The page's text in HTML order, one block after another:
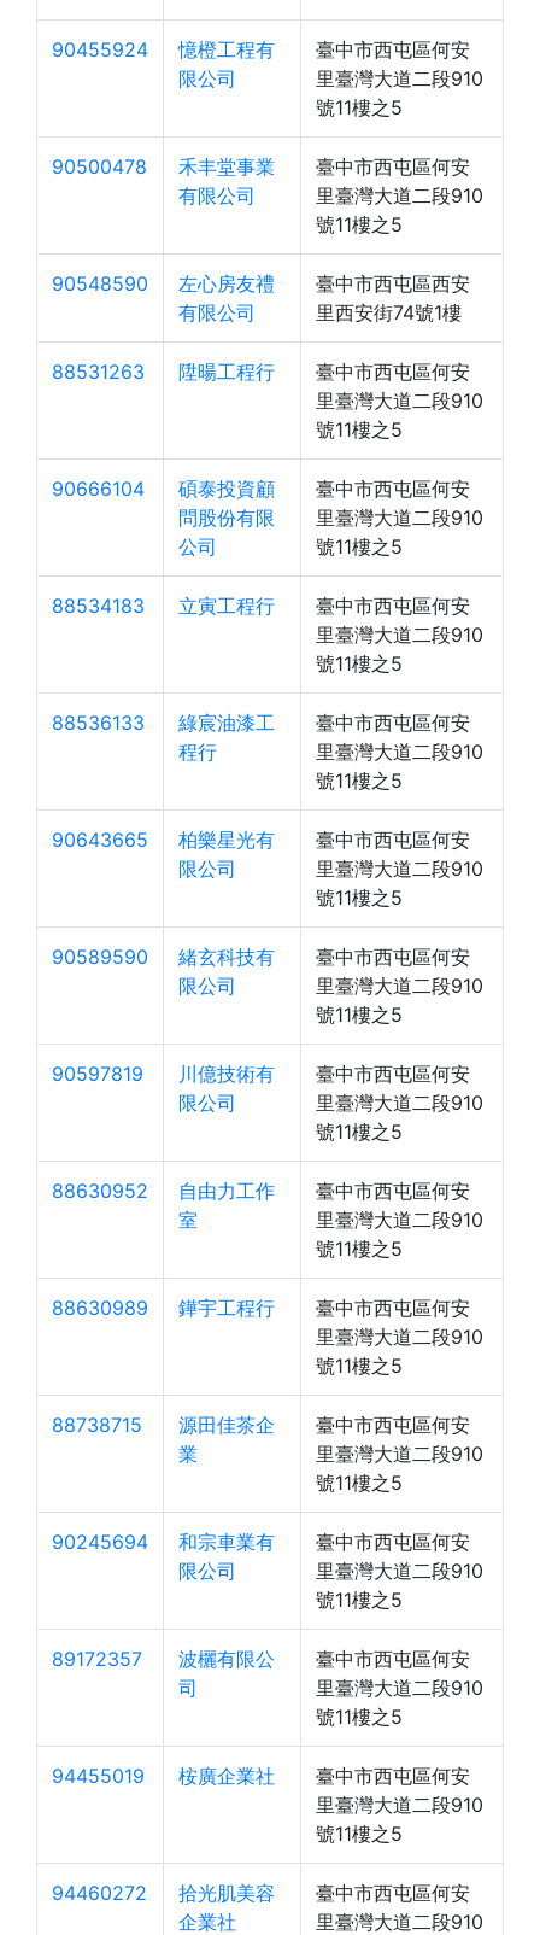
90455924
憶橙工程有
限公司
臺中市西屯區何安
里臺灣大道二段910
號11樓之5
90500478
禾丰堂事業
有限公司
臺中市西屯區何安
里臺灣大道二段910
號11樓之5
90548590
左心房友禮
有限公司
臺中市西屯區西安
里西安街74號1樓
88531263 陞暘工程行
臺中市西屯區何安
里臺灣大道二段910
號11樓之5
90666104
碩泰投資顧
問股份有限
公司
臺中市西屯區何安
里臺灣大道二段910
號11樓之5
88534183 立寅工程行
臺中市西屯區何安
里臺灣大道二段910
號11樓之5
88536133
綠宸油漆工
程行
臺中市西屯區何安
里臺灣大道二段910
號11樓之5
90643665
柏樂星光有
限公司
臺中市西屯區何安
里臺灣大道二段910
號11樓之5
90589590
緒玄科技有
限公司
臺中市西屯區何安
里臺灣大道二段910
號11樓之5
90597819
川億技術有
限公司
臺中市西屯區何安
里臺灣大道二段910
號11樓之5
88630952
自由力工作
室
臺中市西屯區何安
里臺灣大道二段910
號11樓之5
88630989 鏵宇工程行
臺中市西屯區何安
里臺灣大道二段910
號11樓之5
88738715
源田佳茶企
業
臺中市西屯區何安
里臺灣大道二段910
號11樓之5
90245694
和宗車業有
限公司
臺中市西屯區何安
里臺灣大道二段910
號11樓之5
89172357
波欐有限公
司
臺中市西屯區何安
里臺灣大道二段910
號11樓之5
94455019 桉廣企業社
臺中市西屯區何安
里臺灣大道二段910
號11樓之5
94460272
拾光肌美容
企業社
臺中市西屯區何安
里臺灣大道二段910